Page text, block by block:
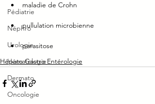
Pédiatrie
Néphro
Urologie
Hématologie
Dermato
Oncologie
maladie de Crohn
pullulation microbienne
parasitose
Hépato Gastro Entérologie